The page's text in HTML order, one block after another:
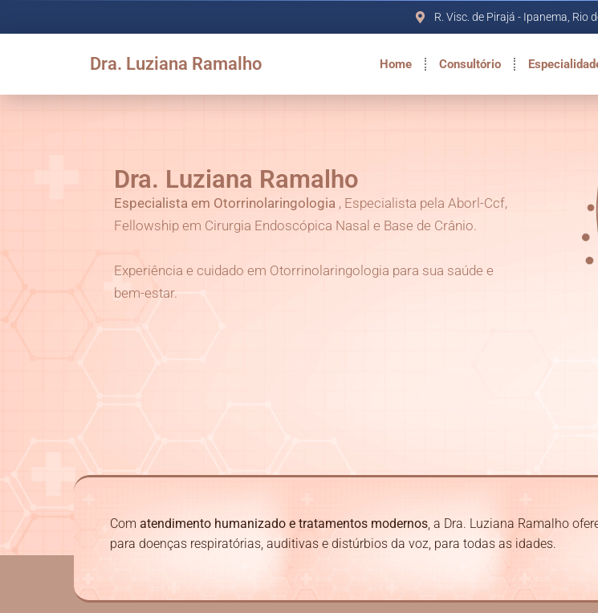
R. Visc. de Pirajá - Ipanema, Rio
Dra. Luziana Ramalho Home Consultório
Dra. Luziana Ramalho
Especialista em Otorrinolaringologia , Especialista pela Aborl-Ccf,
Fellowship em Cirurgia Endoscópica Nasal e Base de Crânio.
Experiência e cuidado em Otorrinolaringologia para sua saúde e
bem-estar.
Com atendimento humanizado e tratamentos modernos, a Dra. Luziana Ramalho
para doenças respiratórias, auditivas e distúrbios da voz, para todas as idades.